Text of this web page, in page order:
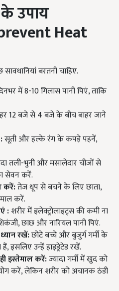
उपाय
Heat
बरतनी चाहिए.
में 8-10 गिलास पानी पिएं, ताकि
12 बजे से 4 बजे के बीच बाहर जाने
:सूती और हल्के रंग के कपड़े पहनें,
तली-भुनी और मसालेदार चीजों से
सेवन करें.
करें:तेज धूप से बचने के लिए छाता,
करें.
:शरीर में इलेक्ट्रोलाइट्स की कमी ना
छाछ और नारियल पानी पिएं.
रखें:छोटे बच्चे और बुजुर्ग गर्मी के
इसलिए उन्हें हाइड्रेटेड रखें.
इस्तेमाल करें:ज्यादा गर्मी में खुद को
करें, लेकिन शरीर को अचानक ठंडी